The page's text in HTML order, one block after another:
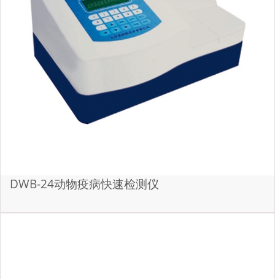
DWB-24动物疫病快速检测仪